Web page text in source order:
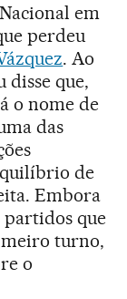
em
perdeu
. Ao
disse que,
o nome de
das
de
Embora
que
turno,
o